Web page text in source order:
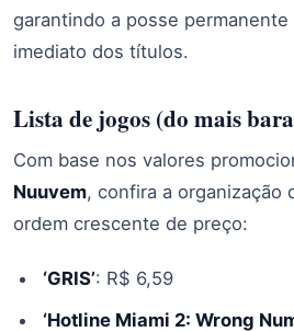
garantindo a posse
imediato dos títulos.
Lista de jogos (do mais
Com base nos valores
Nuuvem, confira a organização
ordem crescente de preço:
‘GRIS’: R$ 6,59
‘Hotline Miami 2: Wrong